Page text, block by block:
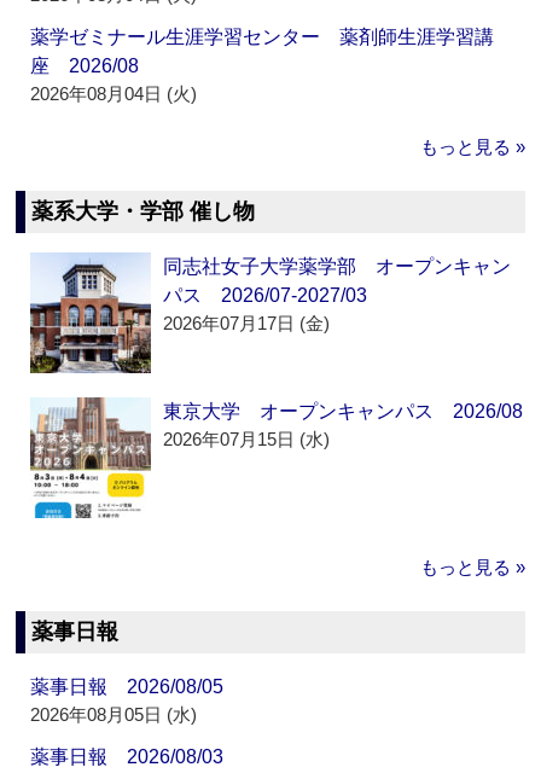
薬学ゼミナール生涯学習センター 薬剤師生涯学習講
座 2026/08
2026年08月04日 (火)
もっと見る »
薬系大学・学部 催し物
同志社女子大学薬学部 オープンキャン
パス 2026/07-2027/03
2026年07月17日 (金)
東京大学 オープンキャンパス 2026/08
2026年07月15日 (水)
もっと見る »
薬事日報
薬事日報 2026/08/05
2026年08月05日 (水)
薬事日報 2026/08/03